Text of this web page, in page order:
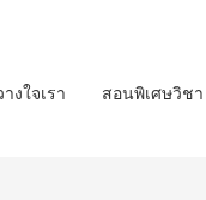
งใจเรา สอนพิเศษวิชา